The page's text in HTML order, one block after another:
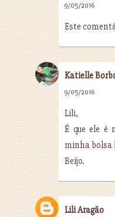
9/05/2016
Este
Katielle
9/05/2016
Lili,
É que ele é
minha
Beijo.
Lili Aragão